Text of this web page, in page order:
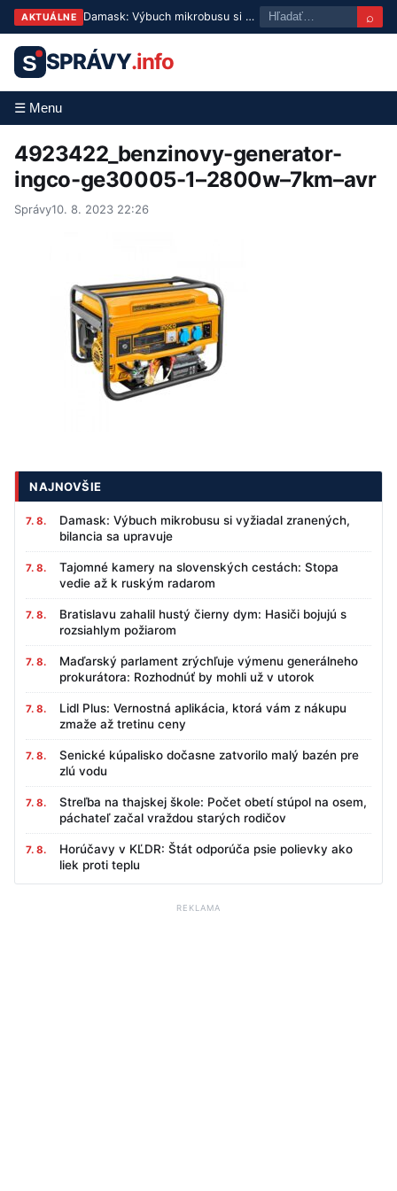
AKTUÁLNE Damask: Výbuch mikrobusu si vyžiadal zranených, bilancia sa upravuje ⌕
S SPRÁVY.info
☰ Menu
4923422_benzinovy-generator-
ingco-ge30005-1–2800w–7km–avr
Správy10. 8. 2023 22:26
NAJNOVŠIE
7. 8.
Damask: Výbuch mikrobusu si vyžiadal zranených,
bilancia sa upravuje
7. 8.
Tajomné kamery na slovenských cestách: Stopa
vedie až k ruským radarom
7. 8.
Bratislavu zahalil hustý čierny dym: Hasiči bojujú s
rozsiahlym požiarom
7. 8.
Maďarský parlament zrýchľuje výmenu generálneho
prokurátora: Rozhodnúť by mohli už v utorok
7. 8.
Lidl Plus: Vernostná aplikácia, ktorá vám z nákupu
zmaže až tretinu ceny
7. 8.
Senické kúpalisko dočasne zatvorilo malý bazén pre
zlú vodu
7. 8.
Streľba na thajskej škole: Počet obetí stúpol na osem,
páchateľ začal vraždou starých rodičov
7. 8.
Horúčavy v KĽDR: Štát odporúča psie polievky ako
liek proti teplu
REKLAMA